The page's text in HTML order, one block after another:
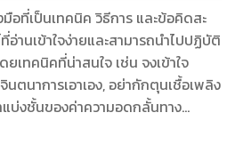
อที่เป็นเทคนิค วิธีการ และข้อคิดสะ
านเข้าใจง่ายและสามารถนำไปปฏิบัติ
ยเทคนิคที่น่าสนใจ เช่น จงเข้าใจ
ตนาการเอาเอง, อย่ากักตุนเชื้อเพลิง
แบ่งชั้นของค่าความอดกลั้นทาง
ม่ดี,คิดว่าเขาคือคนสำคัญ, คิดว่าเป็น